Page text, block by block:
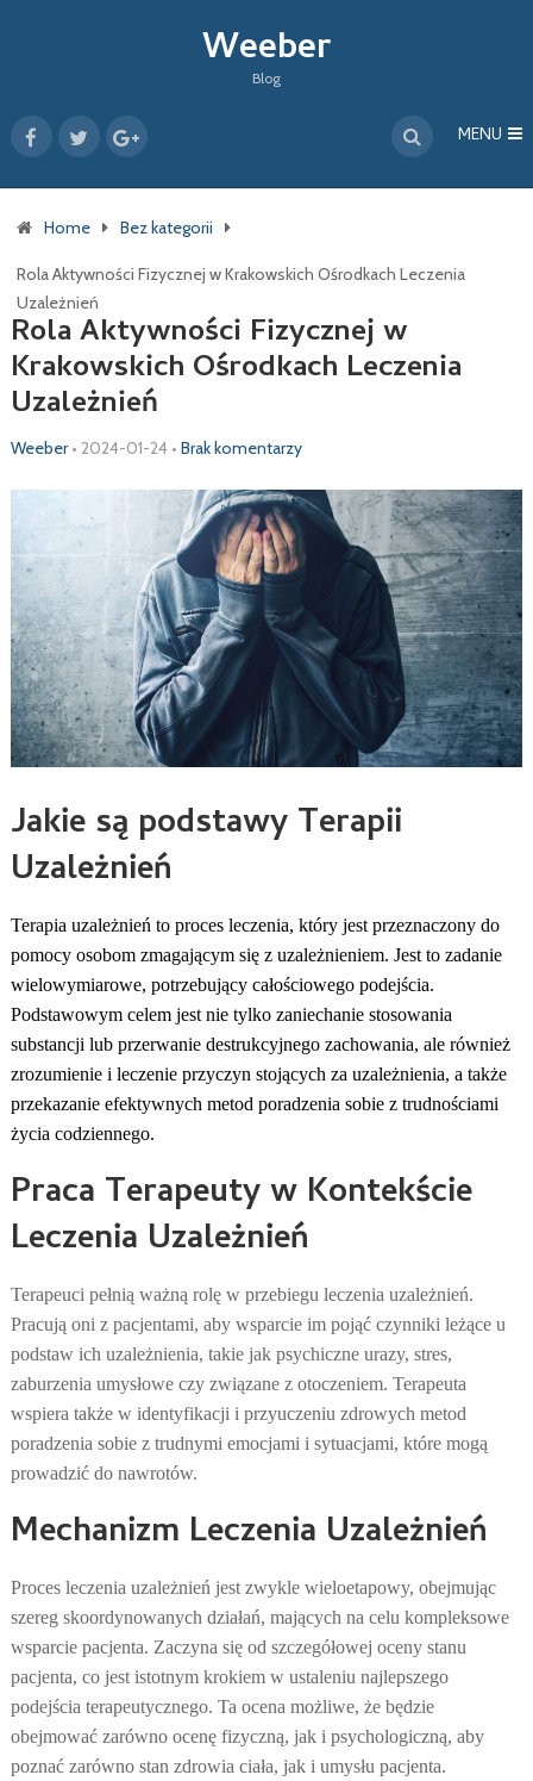
Weeber
Blog
MENU
Home Bez kategorii
Rola Aktywności Fizycznej w Krakowskich Ośrodkach Leczenia
Uzależnień
Rola Aktywności Fizycznej w
Krakowskich Ośrodkach Leczenia
Uzależnień
Weeber • 2024-01-24• Brak komentarzy
Jakie są podstawy Terapii
Uzależnień
Terapia uzależnień to proces leczenia, który jest przeznaczony do
pomocy osobom zmagającym się z uzależnieniem. Jest to zadanie
wielowymiarowe, potrzebujący całościowego podejścia.
Podstawowym celem jest nie tylko zaniechanie stosowania
substancji lub przerwanie destrukcyjnego zachowania, ale również
zrozumienie i leczenie przyczyn stojących za uzależnienia, a także
przekazanie efektywnych metod poradzenia sobie z trudnościami
życia codziennego.
Praca Terapeuty w Kontekście
Leczenia Uzależnień
Terapeuci pełnią ważną rolę w przebiegu leczenia uzależnień.
Pracują oni z pacjentami, aby wsparcie im pojąć czynniki leżące u
podstaw ich uzależnienia, takie jak psychiczne urazy, stres,
zaburzenia umysłowe czy związane z otoczeniem. Terapeuta
wspiera także w identyfikacji i przyuczeniu zdrowych metod
poradzenia sobie z trudnymi emocjami i sytuacjami, które mogą
prowadzić do nawrotów.
Mechanizm Leczenia Uzależnień
Proces leczenia uzależnień jest zwykle wieloetapowy, obejmując
szereg skoordynowanych działań, mających na celu kompleksowe
wsparcie pacjenta. Zaczyna się od szczegółowej oceny stanu
pacjenta, co jest istotnym krokiem w ustaleniu najlepszego
podejścia terapeutycznego. Ta ocena możliwe, że będzie
obejmować zarówno ocenę fizyczną, jak i psychologiczną, aby
poznać zarówno stan zdrowia ciała, jak i umysłu pacjenta.